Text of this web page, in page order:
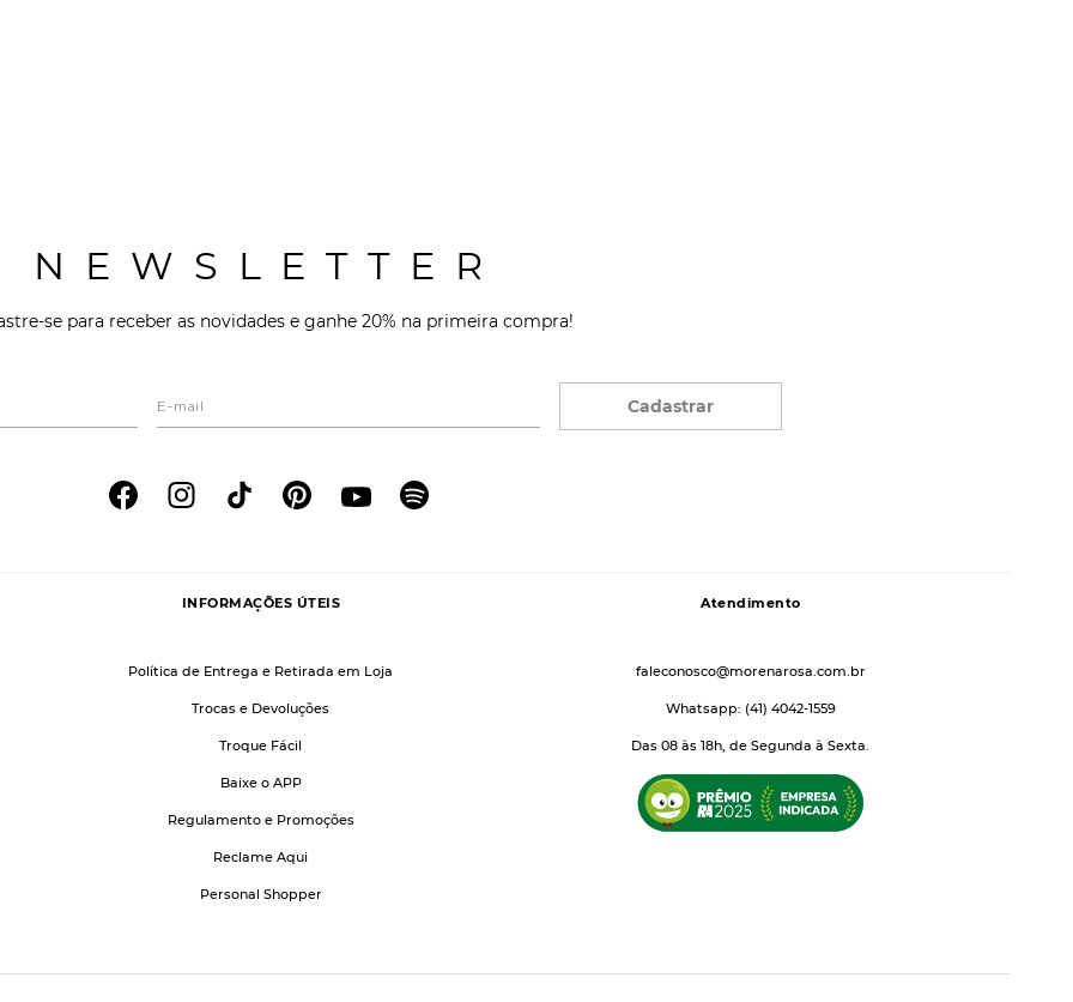
NEWSLETTER
se para receber as novidades e ganhe 20% na primeira compra!
Cadastrar
INFORMAÇÕES ÚTEIS
Política de Entrega e Retirada em Loja
Trocas e Devoluções
Troque Fácil
Baixe o APP
Regulamento e Promoções
Reclame Aqui
Personal Shopper
Atendimento
faleconosco@morenarosa.com.br
Whatsapp: (41) 4042-1559
Das 08 às 18h, de Segunda à Sexta.